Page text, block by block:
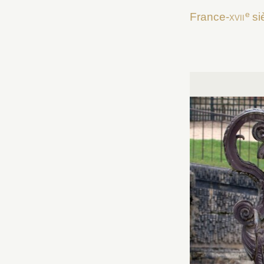
France-xviie